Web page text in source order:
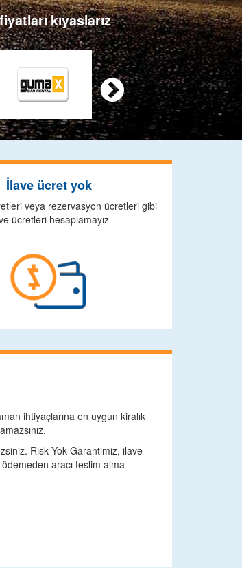
kıyaslarız

İlave ücret yok
veya rezervasyon ücretleri gibi
ücretleri hesaplamayız
ihtiyaçlarına en uygun kiralık
Risk Yok Garantimiz, ilave
aracı teslim alma